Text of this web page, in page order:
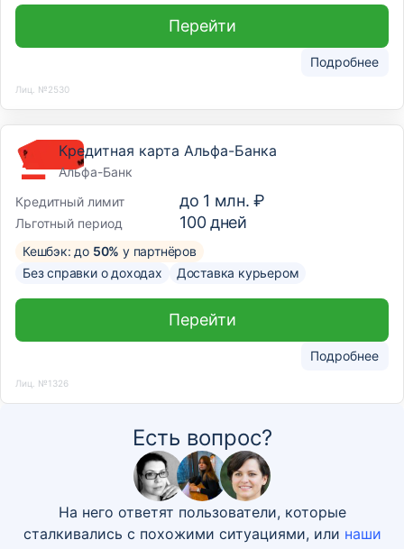
Подробнее
Перейти
Лиц. №2530
Кредитная карта Альфа-Банка
Альфа-Банк
Кредитный лимит
до 1 млн. ₽
Льготный период 100дней
Кешбэк: до 50% у партнёров
Без справки о доходах
Доставка курьером
Подробнее
Перейти
Лиц. №1326
Есть вопрос?
На него ответят пользователи, которые
сталкивались с похожими ситуациями, или наши